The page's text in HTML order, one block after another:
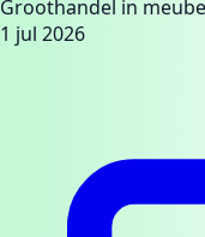
Groothandel in
1 jul 2026